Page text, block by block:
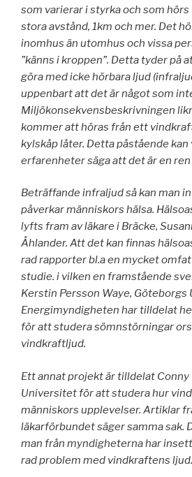
som varierar i styrka och som
stora avstånd, 1km och mer. Det
inomhus än utomhus och vissa
”känns i kroppen”. Detta tyder på
göra med icke hörbara ljud
uppenbart att det är något som
Miljökonsekvensbeskrivningen
kommer att höras från ett
kylskåp låter. Detta påstående kan
erfarenheter säga att det är en ren
Beträffande infraljud så kan man
påverkar människors hälsa.
lyfts fram av läkare i Bräcke,
Åhlander. Att det kan finnas
rad rapporter bl.a en mycket
studie. i vilken en framstående
Kerstin Persson Waye,
Energimyndigheten har tilldelat
för att studera sömnstörningar
vindkraftljud.
Ett annat projekt är tilldelat Conny
Universitet för att studera hur
människors upplevelser. Artiklar
läkarförbundet säger samma sak.
man från myndigheterna har
rad problem med vindkraftens ljud.